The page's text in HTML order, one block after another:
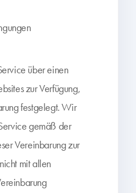
über einen
zur Verfügung,
festgelegt. Wir
gemäß der
Vereinbarung zur
mit allen